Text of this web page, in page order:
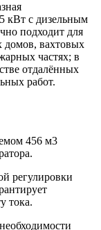
кВт с дизельным
подходит для
домов, вахтовых
частях; в
отдалённых
работ.
456 м3
регулировки
тока.